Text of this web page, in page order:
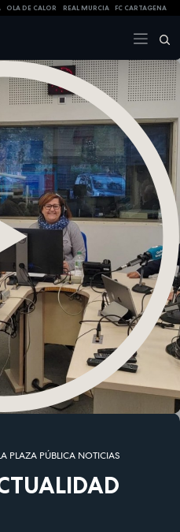
OLA DE CALOR REAL MURCIA FC CARTAGENA
PLAZA PÚBLICA NOTICIAS